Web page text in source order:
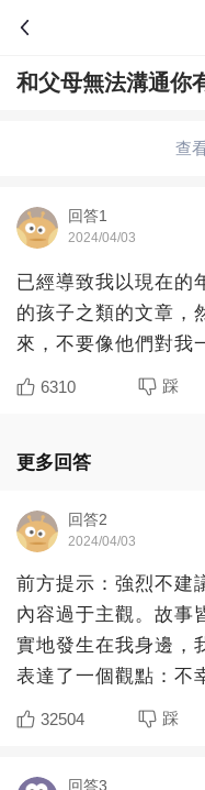
和父母無法溝通你
查
回答1
2024/04/03
已經導致我以現在的
的孩子之類的文章，
來，不要像他們對我
6310 踩
更多回答
回答2
2024/04/03
前方提示：強烈不建
內容過于主觀。故事
實地發生在我身邊，
表達了一個觀點：不
年。？？？和父母溝
32504 踩
回答3
問答
影視劇